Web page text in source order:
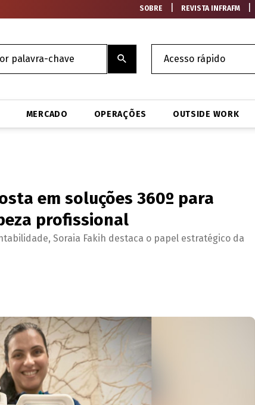
SOBRE REVISTA INFRAFM
MERCADO OPERAÇÕES OUTSIDE WORK
em soluções 360º para
profissional
Soraia Fakih destaca o papel estratégico da